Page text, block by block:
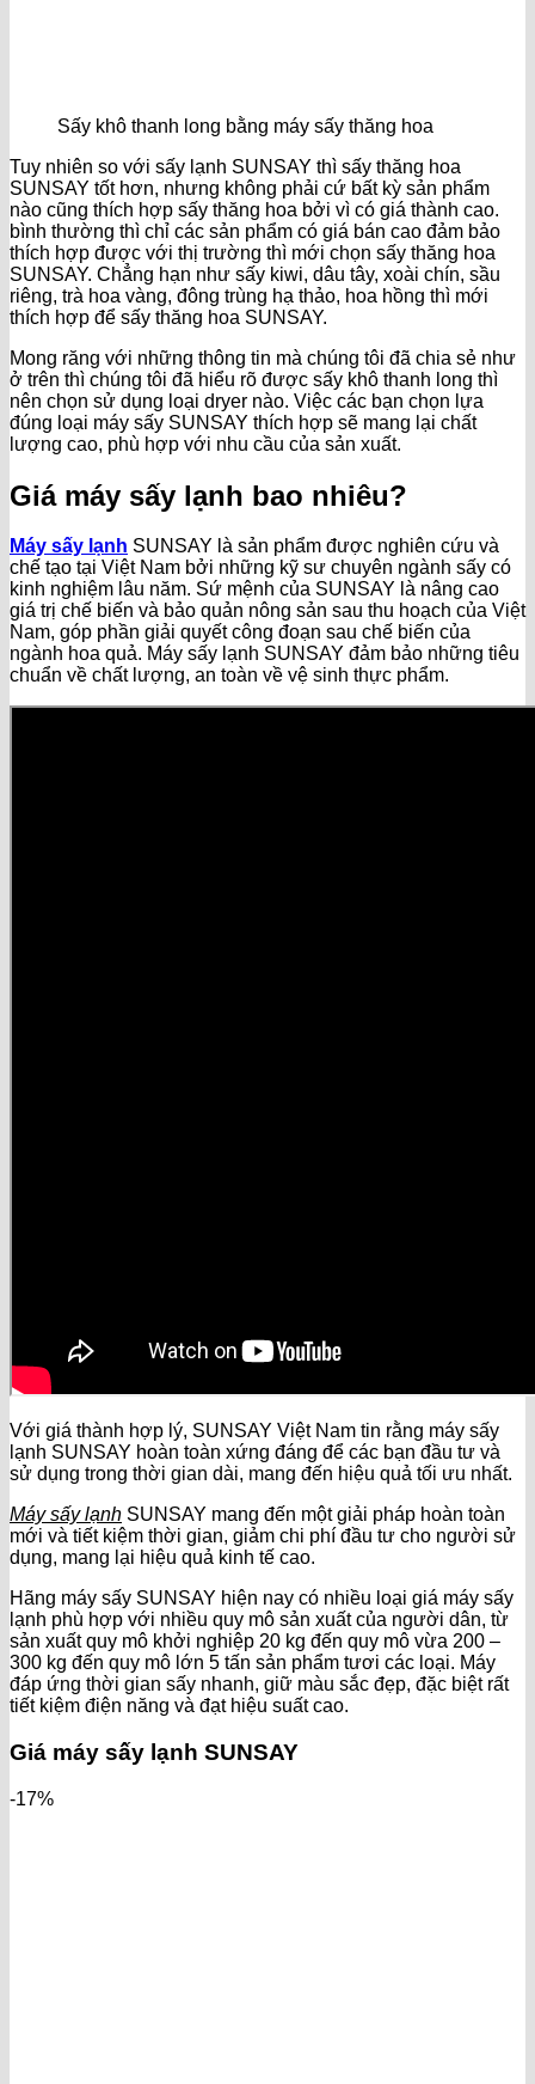
Sấy khô thanh long bằng máy sấy thăng hoa
Tuy nhiên so với sấy lạnh SUNSAY thì sấy thăng hoa
SUNSAY tốt hơn, nhưng không phải cứ bất kỳ sản phẩm
nào cũng thích hợp sấy thăng hoa bởi vì có giá thành cao.
bình thường thì chỉ các sản phẩm có giá bán cao đảm bảo
thích hợp được với thị trường thì mới chọn sấy thăng hoa
SUNSAY. Chẳng hạn như sấy kiwi, dâu tây, xoài chín, sầu
riêng, trà hoa vàng, đông trùng hạ thảo, hoa hồng thì mới
thích hợp để sấy thăng hoa SUNSAY.
Mong răng với những thông tin mà chúng tôi đã chia sẻ như
ở trên thì chúng tôi đã hiểu rõ được sấy khô thanh long thì
nên chọn sử dụng loại dryer nào. Việc các bạn chọn lựa
đúng loại máy sấy SUNSAY thích hợp sẽ mang lại chất
lượng cao, phù hợp với nhu cầu của sản xuất.
Giá máy sấy lạnh bao nhiêu?
Máy sấy lạnh SUNSAY là sản phẩm được nghiên cứu và
chế tạo tại Việt Nam bởi những kỹ sư chuyên ngành sấy có
kinh nghiệm lâu năm. Sứ mệnh của SUNSAY là nâng cao
giá trị chế biến và bảo quản nông sản sau thu hoạch của Việt
Nam, góp phần giải quyết công đoạn sau chế biến của
ngành hoa quả. Máy sấy lạnh SUNSAY đảm bảo những tiêu
chuẩn về chất lượng, an toàn về vệ sinh thực phẩm.
Với giá thành hợp lý, SUNSAY Việt Nam tin rằng máy sấy
lạnh SUNSAY hoàn toàn xứng đáng để các bạn đầu tư và
sử dụng trong thời gian dài, mang đến hiệu quả tối ưu nhất.
Máy sấy lạnh SUNSAY mang đến một giải pháp hoàn toàn
mới và tiết kiệm thời gian, giảm chi phí đầu tư cho người sử
dụng, mang lại hiệu quả kinh tế cao.
Hãng máy sấy SUNSAY hiện nay có nhiều loại giá máy sấy
lạnh phù hợp với nhiều quy mô sản xuất của người dân, từ
sản xuất quy mô khởi nghiệp 20 kg đến quy mô vừa 200 –
300 kg đến quy mô lớn 5 tấn sản phẩm tươi các loại. Máy
đáp ứng thời gian sấy nhanh, giữ màu sắc đẹp, đặc biệt rất
tiết kiệm điện năng và đạt hiệu suất cao.
Giá máy sấy lạnh SUNSAY
-17%